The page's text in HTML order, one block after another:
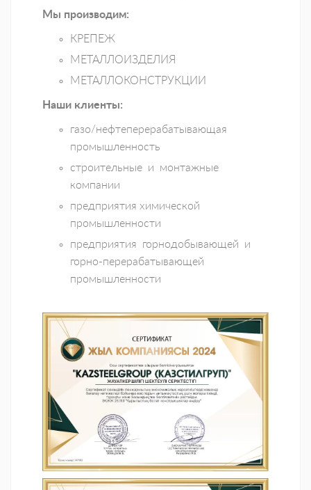
Мы производим:
КРЕПЕЖ
МЕТАЛЛОИЗДЕЛИЯ
МЕТАЛЛОКОНСТРУКЦИИ
Наши клиенты:
газо/нефтеперерабатывающая
промышленность
строительные и монтажные
компании
предприятия химической
промышленности
предприятия горнодобывающей и
горно-перерабатывающей
промышленности